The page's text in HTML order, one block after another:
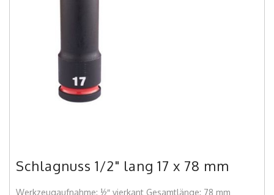
Schlagnuss 1/2" lang 17 x 78 mm
Werkzeugaufnahme: ½″ vierkant Gesamtlänge: 78 mm